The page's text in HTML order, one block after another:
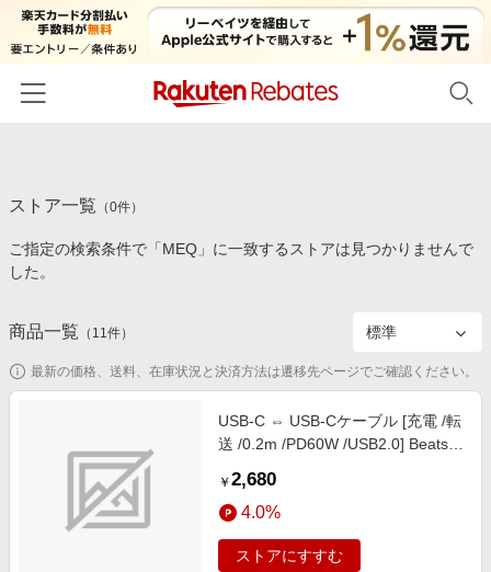
カテゴリー一覧
百貨店・総合ECモール
食品・スイーツ・お酒
コスメ・健康・医薬品
家電・PC・スマホ・カメラ
スポーツ・アウトドア・ゴルフ
イベント一覧
初回購入者限定特典
対象ストア新規限定特典
楽天ペイ導入ストア
楽天サービス特集
ストア一覧 （0件）
ご指定の検索条件で「MEQ」に一致するストアは見つかりませんで
した。
商品一覧 （ 11件）
最新の価格、送料、在庫状況と決済方法は遷移先ページでご確認ください。
USB-C ⇔ USB-Cケーブル [充電 /転
送 /0.2m /PD60W /USB2.0] Beats
ョートケーブル（20cm） ボルトブ
ラック MEQ94PA/A [USB-C ⇔
USB-C]
￥ 2,680
4.0%
ストアにすすむ